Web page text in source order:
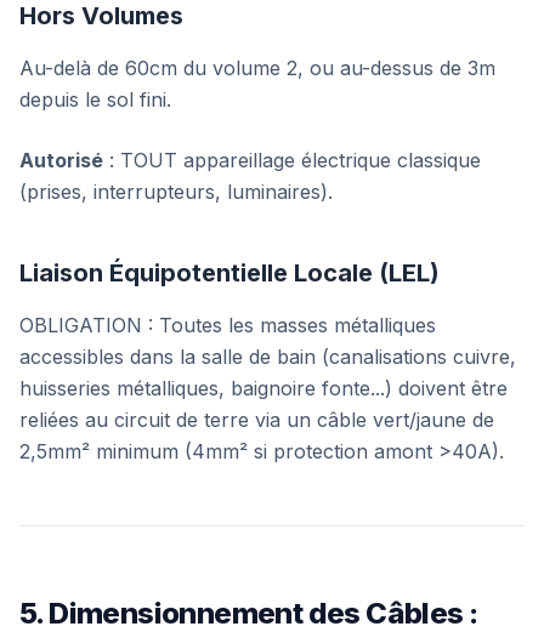
Hors Volumes
Au-delà de 60cm du volume 2, ou au-dessus de 3m
depuis le sol fini.
Autorisé : TOUT appareillage électrique classique
(prises, interrupteurs, luminaires).
Liaison Équipotentielle Locale (LEL)
OBLIGATION : Toutes les masses métalliques
accessibles dans la salle de bain (canalisations cuivre,
huisseries métalliques, baignoire fonte...) doivent être
reliées au circuit de terre via un câble vert/jaune de
2,5mm² minimum (4mm² si protection amont >40A).
5. Dimensionnement des Câbles :